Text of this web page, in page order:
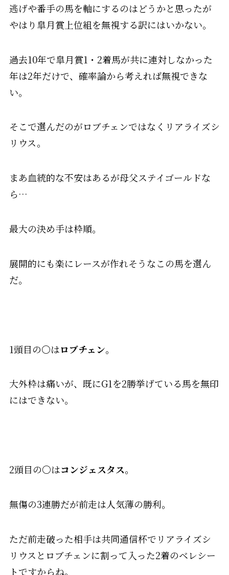
逃げや番手の馬を軸にするのはどうかと思ったが
やはり皐月賞上位組を無視する訳にはいかない。
過去10年で皐月賞1・2着馬が共に連対しなかった
年は2年だけで、確率論から考えれば無視できな
い。
そこで選んだのがロブチェンではなくリアライズシ
リウス。
まあ血統的な不安はあるが母父ステイゴールドな
ら…
最大の決め手は枠順。
展開的にも楽にレースが作れそうなこの馬を選ん
だ。
1頭目の〇はロブチェン。
大外枠は痛いが、既にG1を2勝挙げている馬を無印
にはできない。
2頭目の〇はコンジェスタス。
無傷の3連勝だが前走は人気薄の勝利。
ただ前走破った相手は共同通信杯でリアライズシ
リウスとロブチェンに割って入った2着のベレシー
トですからね。